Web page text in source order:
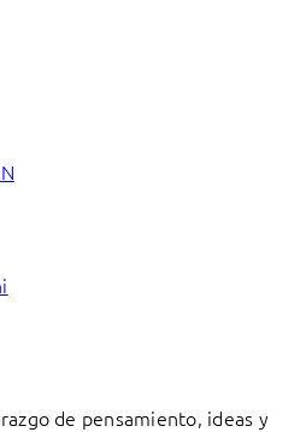
de pensamiento, ideas y